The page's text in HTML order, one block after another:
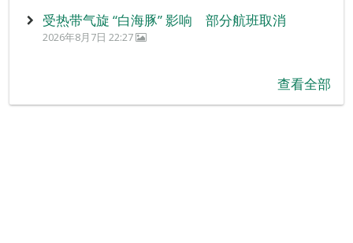
受热带气旋 “白海豚” 影响 部分航班取消
2026年8月7日 22:27
查看全部